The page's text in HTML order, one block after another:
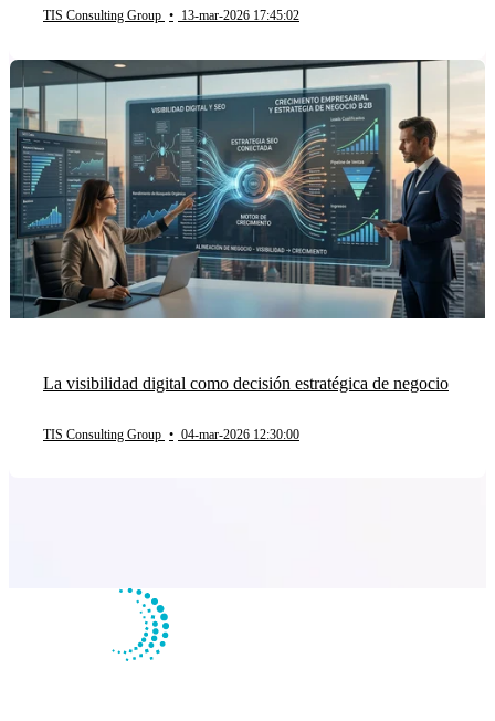
TIS Consulting Group • 13-mar-2026 17:45:02
La visibilidad digital como decisión estratégica de negocio
TIS Consulting Group • 04-mar-2026 12:30:00